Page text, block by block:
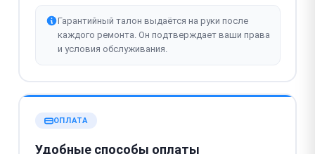
Гарантийный талон выдаётся на руки после
каждого ремонта. Он подтверждает ваши права
и условия обслуживания.
ОПЛАТА
Удобные способы оплаты